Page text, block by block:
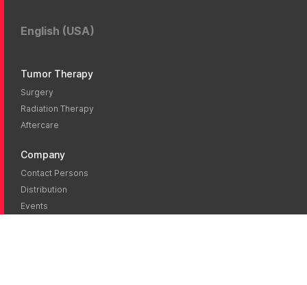
English (USA)
Tumor Therapy
Surgery
Radiation Therapy
Aftercare
Company
Contact Persons
Distribution
Events